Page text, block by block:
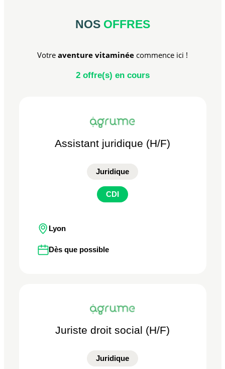
NOS OFFRES
Votre aventure vitaminée commence ici !
2offre(s) en cours
Assistant juridique (H/F)
Juridique
CDI
Lyon
Dès que possible
Juriste droit social (H/F)
Juridique